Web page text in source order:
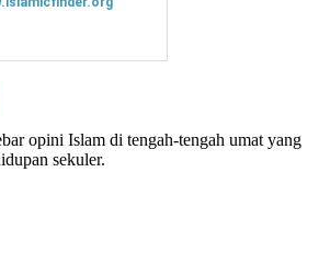
opini Islam di tengah-tengah umat yang
sekuler.